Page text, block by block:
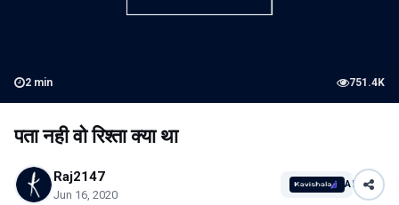
2 min 751.4K
पता नही वो रिश्ता क्या था
Raj2147
Jun 16, 2020
AI